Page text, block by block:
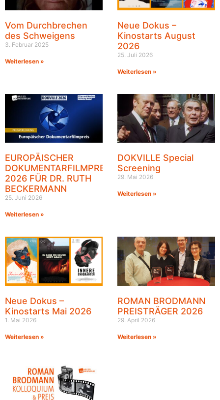
Vom Durchbrechen
des Schweigens
3. Februar 2025
Weiterlesen »
Neue Dokus –
Kinostarts August
2026
25. Juli 2026
Weiterlesen »
EUROPÄISCHER
DOKUMENTARFILMPREIS
2026 FÜR DR. RUTH
BECKERMANN
25. Juni 2026
Weiterlesen »
DOKVILLE Special
Screening
29. Mai 2026
Weiterlesen »
Neue Dokus –
Kinostarts Mai 2026
1. Mai 2026
Weiterlesen »
ROMAN BRODMANN
PREISTRÄGER 2026
29. April 2026
Weiterlesen »